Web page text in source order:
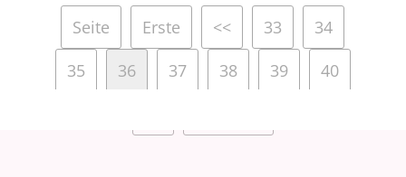
Seite Erste << 33
34
35
36 37 38 39
40